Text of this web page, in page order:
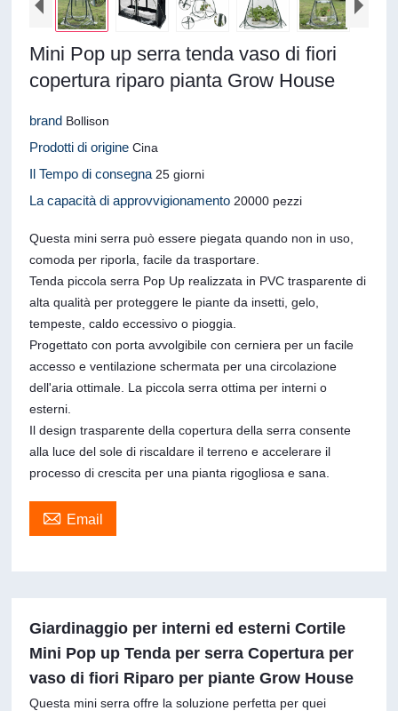
Mini Pop up serra tenda vaso di fiori
copertura riparo pianta Grow House
brand Bollison
Prodotti di origineCina
Il Tempo di consegna 25 giorni
La capacità di approvvigionamento 20000 pezzi
Questa mini serra può essere piegata quando non in uso,
comoda per riporla, facile da trasportare.
Tenda piccola serra Pop Up realizzata in PVC trasparente di
alta qualità per proteggere le piante da insetti, gelo,
tempeste, caldo eccessivo o pioggia.
Progettato con porta avvolgibile con cerniera per un facile
accesso e ventilazione schermata per una circolazione
dell'aria ottimale. La piccola serra ottima per interni o
esterni.
Il design trasparente della copertura della serra consente
alla luce del sole di riscaldare il terreno e accelerare il
processo di crescita per una pianta rigogliosa e sana.
 Email
Giardinaggio per interni ed esterni Cortile
Mini Pop up Tenda per serra Copertura per
vaso di fiori Riparo per piante Grow House
Questa mini serra offre la soluzione perfetta per quei